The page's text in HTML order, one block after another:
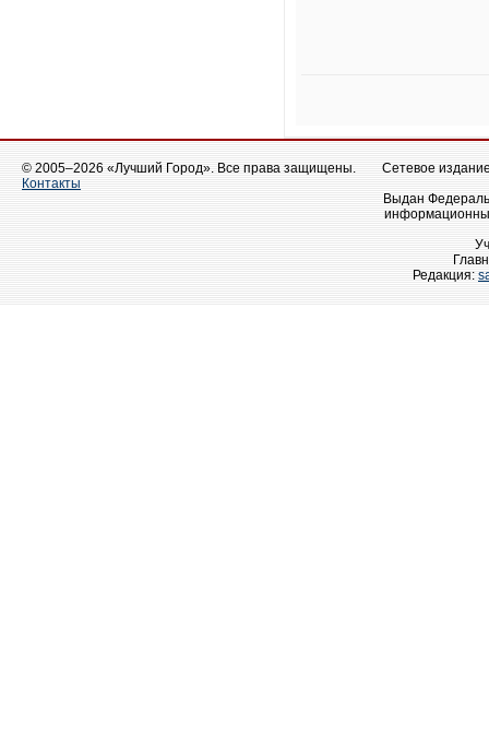
© 2005–2026 «Лучший Город». Все права защищены.
Контакты
Сетевое
Выдан
Редакция: